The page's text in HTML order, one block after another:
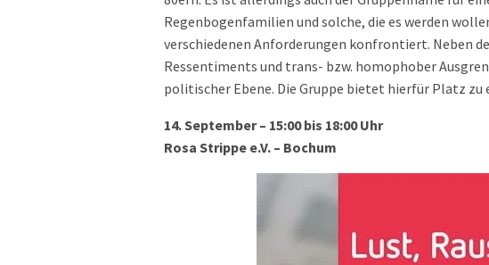
Regenbogenfamilien und solche, die es werden
verschiedenen Anforderungen konfrontiert. Neben
Ressentiments und trans- bzw. homophober
politischer Ebene. Die Gruppe bietet hierfür Platz zu
14. September – 15:00 bis 18:00 Uhr
Rosa Strippe e.V. – Bochum